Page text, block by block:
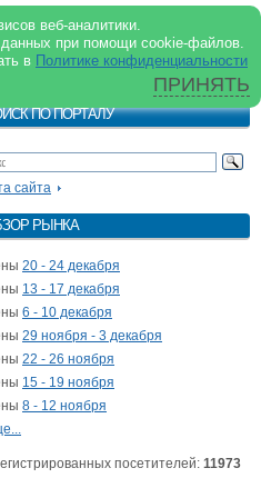
веб-аналитики.
данных при помощи cookie-файлов.
в Политике конфиденциальности
ПРИНЯТЬ
ПО ПОРТАЛУ
сайта
РЫНКА
20 - 24 декабря
13 - 17 декабря
6 - 10 декабря
29 ноября - 3 декабря
22 - 26 ноября
15 - 19 ноября
8 - 12 ноября
посетителей: 11973